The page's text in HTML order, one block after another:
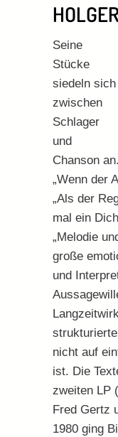
Seine
Stücke
siedeln sich
zwischen
Schlager
und
Chanson
„Wenn der
„Als der
mal ein
„Melodie
große
und
nicht auf
ist. Die
zweiten LP
Fred Gertz
1980 ging